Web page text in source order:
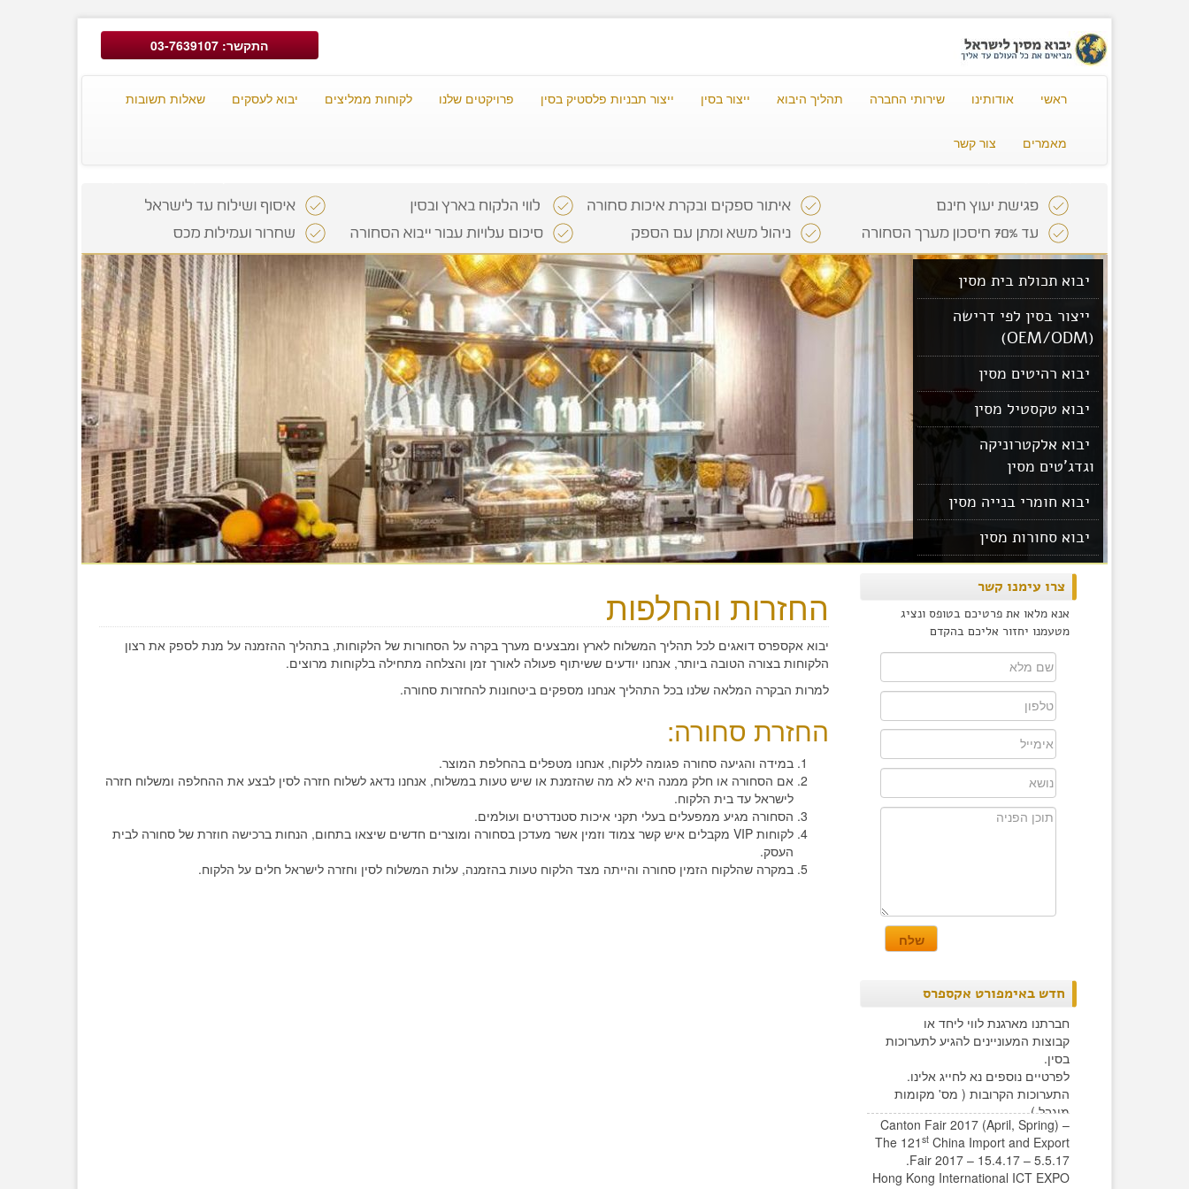
התקשר: 03-7639107
ראשי אודותינו שירותי החברה תהליך היבוא ייצור בסין ייצור תבניות פלסטיק בסין פרויקטים שלנו לקוחות ממליצים יבוא לעסקים שאלות תשובות
מאמרים צור קשר
יבוא תכולת בית מסין
ייצור בסין לפי דרישה
(OEM/ODM)
יבוא רהיטים מסין
יבוא טקסטיל מסין
יבוא אלקטרוניקה
וגדג'טים מסין
יבוא חומרי בנייה מסין
יבוא סחורות מסין
יבוא מוצרים מסין
החזרות והחלפות
יבוא אקספרס דואגים לכל תהליך המשלוח לארץ ומבצעים מערך בקרה על הסחורות של הלקוחות, בתהליך ההזמנה על מנת לספק את רצון
הלקוחות בצורה הטובה ביותר, אנחנו יודעים ששיתוף פעולה לאורך זמן והצלחה מתחילה בלקוחות מרוצים.
למרות הבקרה המלאה שלנו בכל התהליך אנחנו מספקים ביטחונות להחזרות סחורה.
החזרת סחורה:
במידה והגיעה סחורה פגומה ללקוח, אנחנו מטפלים בהחלפת המוצר.
אם הסחורה או חלק ממנה היא לא מה שהזמנת או שיש טעות במשלוח, אנחנו נדאג לשלוח חזרה לסין לבצע את ההחלפה ומשלוח חזרה
לישראל עד בית הלקוח.
הסחורה מגיע ממפעלים בעלי תקני איכות סטנדרטים ועולמים.
לקוחות VIP מקבלים איש קשר צמוד וזמין אשר מעדכן בסחורה ומוצרים חדשים שיצאו בתחום, הנחות ברכישה חוזרת של סחורה לבית
העסק.
במקרה שהלקוח הזמין סחורה והייתה מצד הלקוח טעות בהזמנה, עלות המשלוח לסין וחזרה לישראל חלים על הלקוח.
צרו עימנו קשר
אנא מלאו את פרטיכם בטופס ונציג
מטעמנו יחזור אליכם בהקדם
חדש באימפורט אקספרס
חברתנו מארגנת לווי ליחד או
קבוצות המעוניינים להגיע לתערוכות
בסין.
לפרטיים נוספים נא לחייג אלינו.
התערוכות הקרובות ( מס' מקומות
מוגבל )
Canton Fair 2017 (April, Spring) –
The 121 st China Import and Export
Fair 2017 – 15.4.17 – 5.5.17.
Hong Kong International ICT EXPO